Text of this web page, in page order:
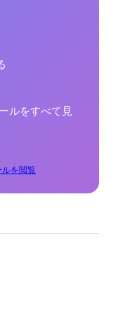
ルをすべて見
ルを閲覧